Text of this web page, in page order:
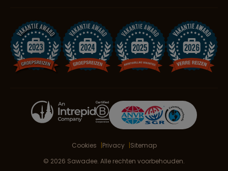
Cookies Privacy
Sitemap
© 2026 Sawadee. Alle rechten voorbehouden.